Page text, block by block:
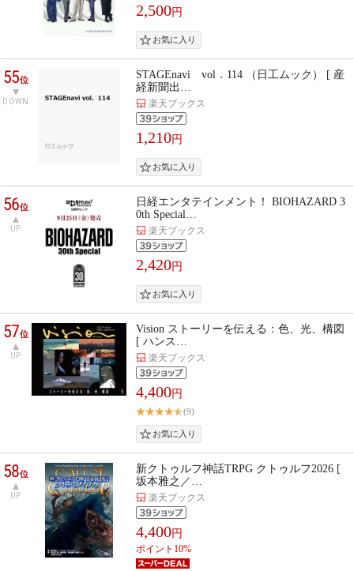
2,500円
55位
DOWN
STAGEnavi vol．114 （日工ムック） [ 産
経新聞出…
楽天ブックス
1,210円
56位
UP
日経エンタテインメント！ BIOHAZARD 3
0th Special…
楽天ブックス
2,420円
57位
UP
Vision ストーリーを伝える：色、光、構図
[ ハンス…
楽天ブックス
4,400円
(9)
58位
UP
新クトゥルフ神話TRPG クトゥルフ2026 [
坂本雅之／…
楽天ブックス
4,400円
ポイント10%